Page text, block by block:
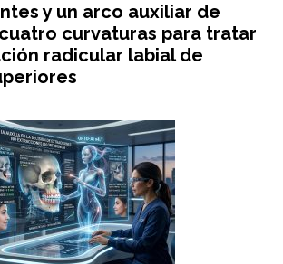
y un arco auxiliar de
curvaturas para tratar
radicular labial de